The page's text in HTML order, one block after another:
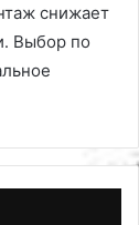
снижает
Выбор по